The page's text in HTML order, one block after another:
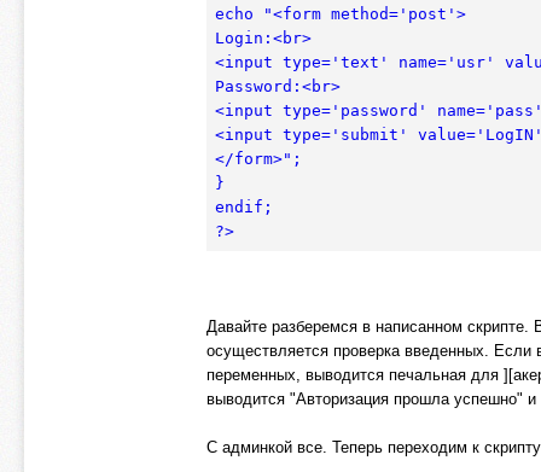
echo "<form method='post'>
Login:<br>
<input type='text' name='usr'
Password:<br>
<input type='password'
<input type='submit'
</form>";
}
endif;
?>
Давайте разберемся в написанном
осуществляется проверка введенных.
переменных, выводится печальная для
выводится "Авторизация прошла успешно"
С админкой все. Теперь переходим к